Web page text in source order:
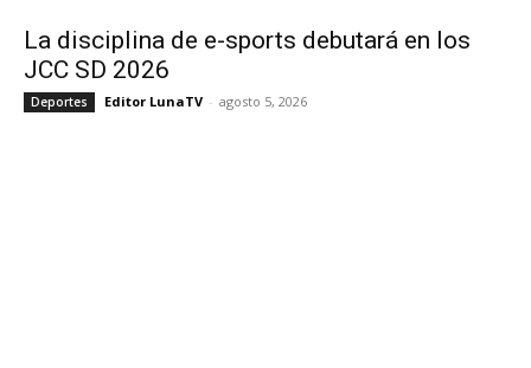
La disciplina de e-sports debutará en los
JCC SD 2026
Deportes Editor LunaTV - agosto 5, 2026